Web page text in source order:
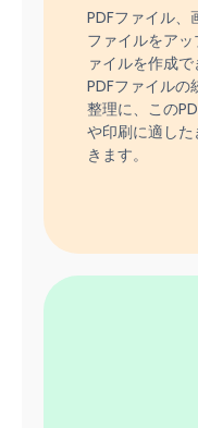
PDFファイル
ファイルをア
ァイルを作成
PDFファイル
整理に、この
や印刷に適し
きます。